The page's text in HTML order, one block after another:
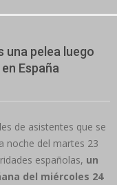
una pelea luego
España
de asistentes que se
noche del martes 23
españolas, un
del miércoles 24